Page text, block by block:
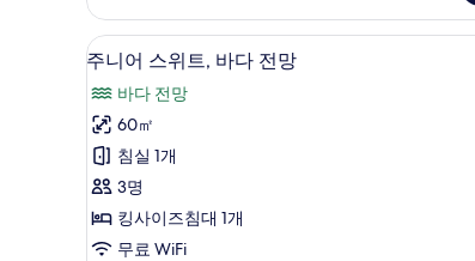
보
기
바
다
전
망
자
세
히
보
기
주
니
어
스
위
트,
바
주니어 스위트, 바다
5
주니어 스위트, 바다 전망
바다 전망
60㎡
침실 1개
3명
킹사이즈침대 1개
무료 WiFi